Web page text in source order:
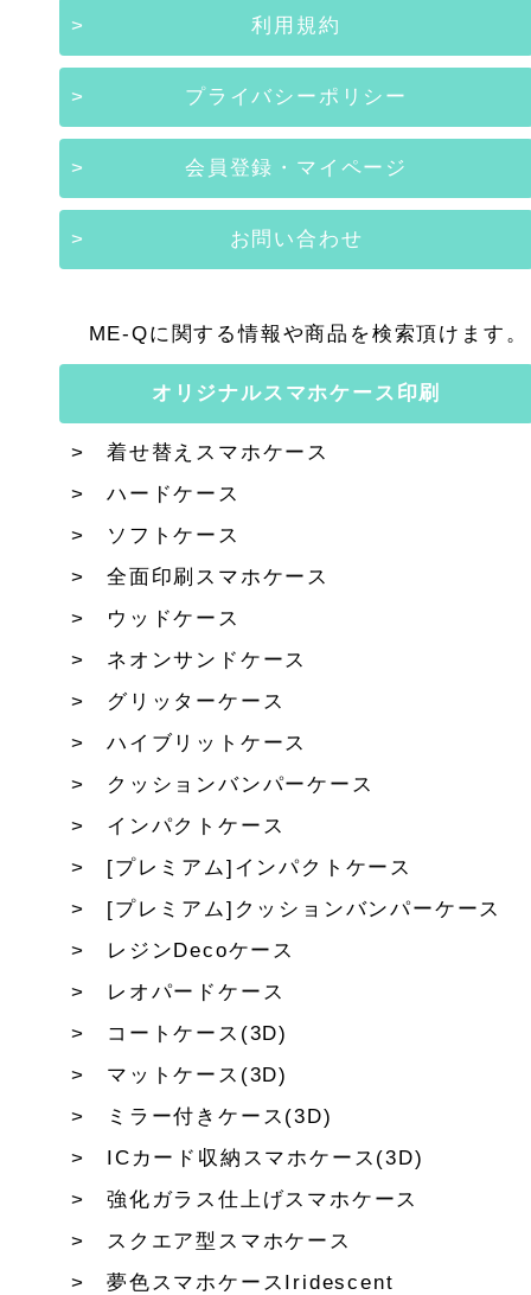
利用規約
プライバシーポリシー
会員登録・マイページ
お問い合わせ
ME-Qに関する情報や商品を検索頂けます。
オリジナルスマホケース印刷
着せ替えスマホケース
ハードケース
ソフトケース
全面印刷スマホケース
ウッドケース
ネオンサンドケース
グリッターケース
ハイブリットケース
クッションバンパーケース
インパクトケース
[プレミアム]インパクトケース
[プレミアム]クッションバンパーケース
レジンDecoケース
レオパードケース
コートケース(3D)
マットケース(3D)
ミラー付きケース(3D)
ICカード収納スマホケース(3D)
強化ガラス仕上げスマホケース
スクエア型スマホケース
夢色スマホケースIridescent